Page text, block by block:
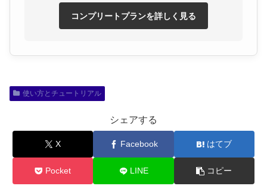
コンプリートプランを詳しく見る
使い方とチュートリアル
シェアする
X Facebook はてブ
Pocket LINE コピー